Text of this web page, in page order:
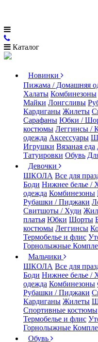
Каталог
Новинки
Пижама / Домашняя
Халаты Комбинезоны
Майки Лонгсливы
Кардиганы Жилеты
Сарафаны Юбки /
костюмы Леггинсы /
одежда Аксессуары
Игрушки Вязаная еда
Татуировки Обувь
Девочки
ШКОЛА Все для
Боди Нижнее белье /
одежда Комбинезоны
Рубашки / Пиджаки
Свитшоты / Худи
платья Юбки Шорты
костюмы Леггинсы
Термобелье и флис
Горнолыжные
Мальчики
ШКОЛА Все для
Боди Нижнее белье /
одежда Комбинезоны
Рубашки / Пиджаки
Кардиганы Жилеты
Спортивные костюмы
Термобелье и флис
Горнолыжные
Обувь